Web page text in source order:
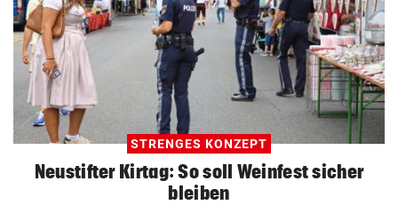
STRENGES KONZEPT
Neustifter Kirtag: So soll Weinfest sicher
bleiben